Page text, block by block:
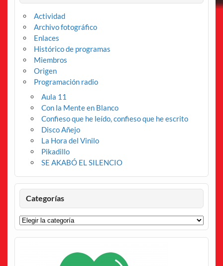
Actividad
Archivo fotográfico
Enlaces
Histórico de programas
Miembros
Origen
Programación radio
Aula 11
Con la Mente en Blanco
Confieso que he leído, confieso que he escrito
Disco Añejo
La Hora del Vinilo
Pikadillo
SE AKABÓ EL SILENCIO
Categorías
Categorías